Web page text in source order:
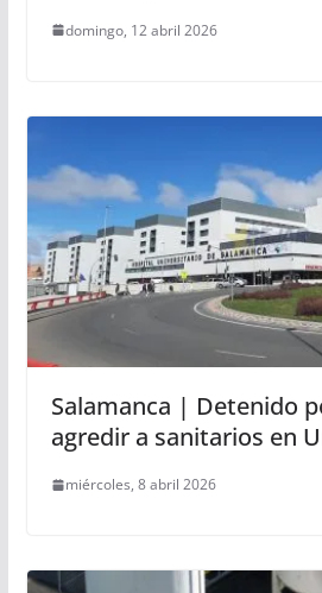
domingo, 12 abril 2026
Salamanca | Detenido
agredir a sanitarios en
miércoles, 8 abril 2026